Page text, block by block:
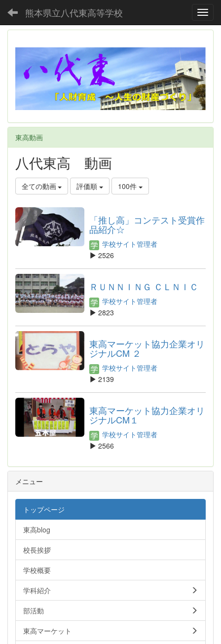
熊本県立八代東高等学校
東高動画
八代東高 動画
全ての動画 評価順 100件
「推し高」コンテスト受賞作
品紹介☆
学校サイト管理者
2526
ＲＵＮＮＩＮＧ ＣＬＮＩＣ
学校サイト管理者
2823
東高マーケット協力企業オリ
ジナルCM ２
学校サイト管理者
2139
東高マーケット協力企業オリ
ジナルCM１
学校サイト管理者
2566
メニュー
トップページ
東高blog
校長挨拶
学校概要
学科紹介
部活動
東高マーケット